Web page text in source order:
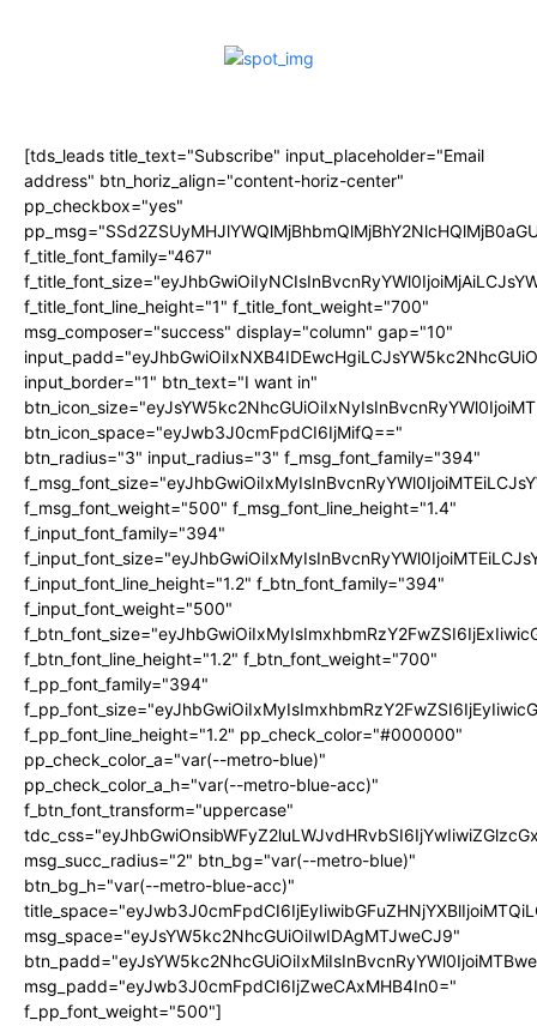
[tds_leads title_text="Subscribe" input_placeholder="Email
address" btn_horiz_align="content-horiz-center"
pp_checkbox="yes"
f_title_font_family="467"
f_title_font_line_height="1" f_title_font_weight="700"
msg_composer="success" display="column" gap="10"
input_border="1" btn_text="I want in"
btn_icon_space="eyJwb3J0cmFpdCI6IjMifQ=="
btn_radius="3" input_radius="3" f_msg_font_family="394"
f_msg_font_weight="500" f_msg_font_line_height="1.4"
f_input_font_family="394"
f_input_font_line_height="1.2" f_btn_font_family="394"
f_input_font_weight="500"
f_btn_font_line_height="1.2" f_btn_font_weight="700"
f_pp_font_family="394"
f_pp_font_line_height="1.2" pp_check_color="#000000"
pp_check_color_a="var(--metro-blue)"
pp_check_color_a_h="var(--metro-blue-acc)"
f_btn_font_transform="uppercase"
msg_succ_radius="2" btn_bg="var(--metro-blue)"
btn_bg_h="var(--metro-blue-acc)"
msg_space="eyJsYW5kc2NhcGUiOiIwIDAgMTJweCJ9"
msg_padd="eyJwb3J0cmFpdCI6IjZweCAxMHB4In0="
f_pp_font_weight="500"]